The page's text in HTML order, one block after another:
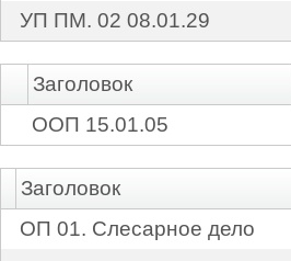
УП ПМ. 02 08.01.29
Заголовок
ООП 15.01.05
Заголовок
ОП 01. Слесарное дело